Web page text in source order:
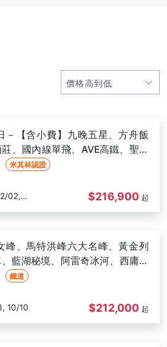
－【含小費】九晚五星、方舟飯
、國內線單飛、AVE高鐵、聖家
米其林認證
$216,900 起
峰、馬特洪峰六大名峰、黃金列
藍湖秘境、阿雷奇冰河、西庸古
鐵道
09/12, 09/19, 10/03, 10/10 $212,000 起